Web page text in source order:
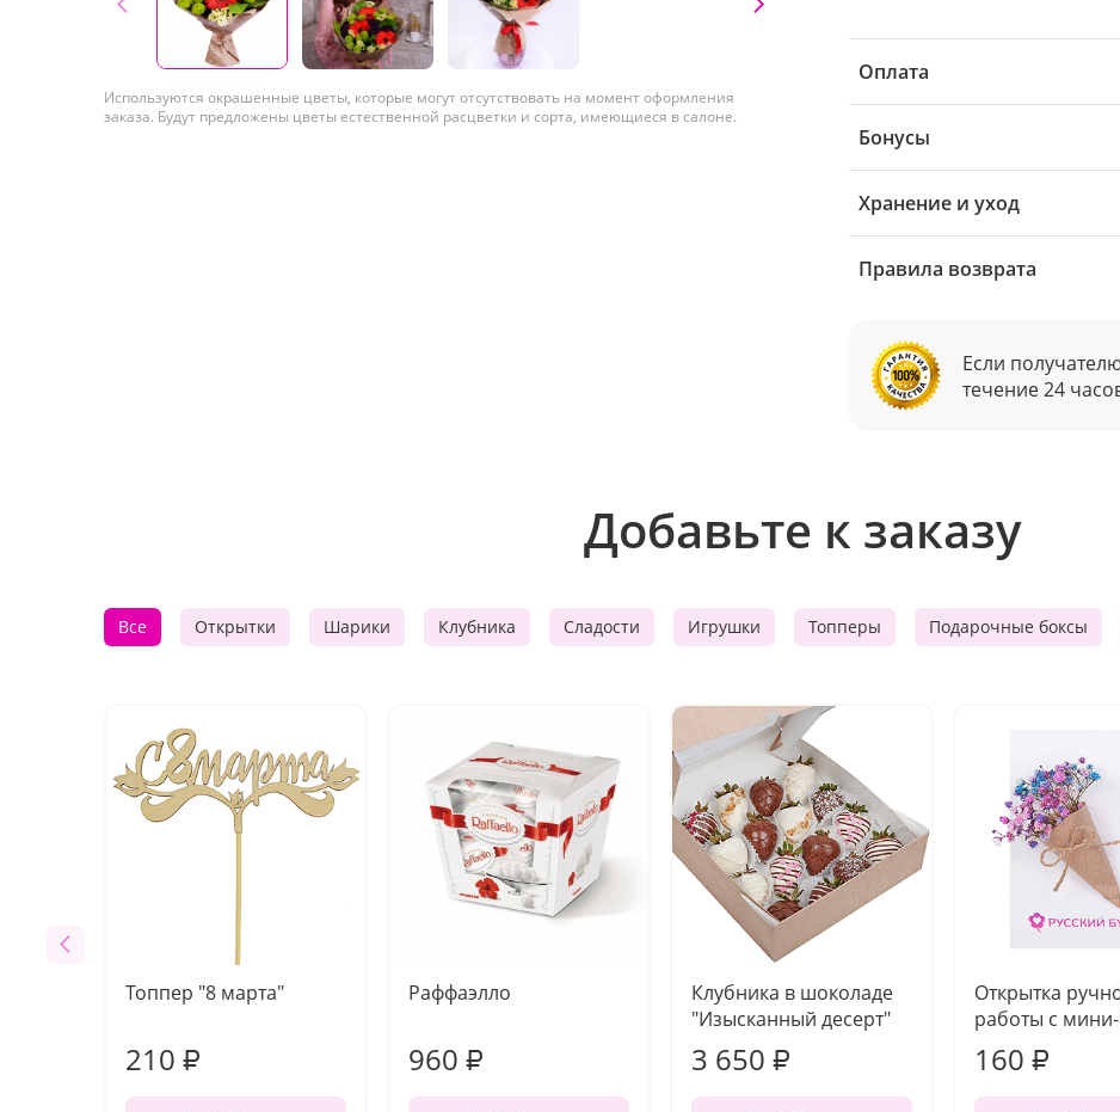
Используются окрашенные цветы, которые могут отсутствовать на момент оформления
заказа. Будут предложены цветы естественной расцветки и сорта, имеющиеся в салоне.
Оплата
Бонусы
Хранение и уход
Правила возврата
Если
течение 24
Добавьте к заказу
Все Открытки Шарики Клубника Сладости Игрушки Топперы Подарочные боксы
Топпер "8 марта"
210 ₽
Раффаэлло
960 ₽
Клубника в шоколаде
"Изысканный десерт"
3 650 ₽
Открытка
работы с
160 ₽